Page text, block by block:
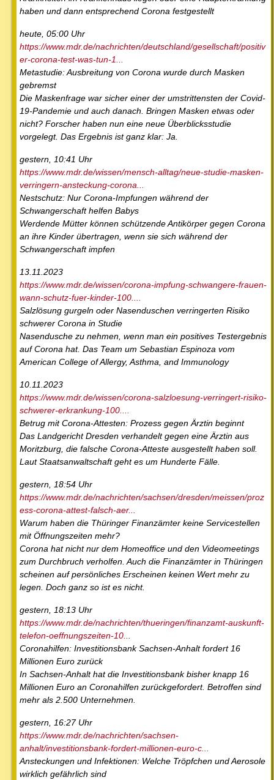
haben und dann entsprechend Corona festgestellt
heute, 05:00 Uhr
https://www.mdr.de/nachrichten/deutschland/gesellschaft/positiv
er-corona-test-was-tun-1...
Metastudie: Ausbreitung von Corona wurde durch Masken
gebremst
Die Maskenfrage war sicher einer der umstrittensten der Covid-
19-Pandemie und auch danach. Bringen Masken etwas oder
nicht? Forscher haben nun eine neue Überblicksstudie
vorgelegt. Das Ergebnis ist ganz klar: Ja.
gestern, 10:41 Uhr
https://www.mdr.de/wissen/mensch-alltag/neue-studie-masken-
verringern-ansteckung-corona...
Nestschutz: Nur Corona-Impfungen während der
Schwangerschaft helfen Babys
Werdende Mütter können schützende Antikörper gegen Corona
an ihre Kinder übertragen, wenn sie sich während der
Schwangerschaft impfen
13.11.2023
https://www.mdr.de/wissen/corona-impfung-schwangere-frauen-
wann-schutz-fuer-kinder-100....
Salzlösung gurgeln oder Nasenduschen verringerten Risiko
schwerer Corona in Studie
Nasendusche zu nehmen, wenn man ein positives Testergebnis
auf Corona hat. Das Team um Sebastian Espinoza vom
American College of Allergy, Asthma, and Immunology
10.11.2023
https://www.mdr.de/wissen/corona-salzloesung-verringert-risiko-
schwerer-erkrankung-100....
Betrug mit Corona-Attesten: Prozess gegen Ärztin beginnt
Das Landgericht Dresden verhandelt gegen eine Ärztin aus
Moritzburg, die falsche Corona-Atteste ausgestellt haben soll.
Laut Staatsanwaltschaft geht es um Hunderte Fälle.
gestern, 18:54 Uhr
https://www.mdr.de/nachrichten/sachsen/dresden/meissen/proz
ess-corona-attest-falsch-aer...
Warum haben die Thüringer Finanzämter keine Servicestellen
mit Öffnungszeiten mehr?
Corona hat nicht nur dem Homeoffice und den Videomeetings
zum Durchbruch verholfen. Auch die Finanzämter in Thüringen
scheinen auf persönliches Erscheinen keinen Wert mehr zu
legen. Doch ganz so ist es nicht.
gestern, 18:13 Uhr
https://www.mdr.de/nachrichten/thueringen/finanzamt-auskunft-
telefon-oeffnungszeiten-10...
Coronahilfen: Investitionsbank Sachsen-Anhalt fordert 16
Millionen Euro zurück
In Sachsen-Anhalt hat die Investitionsbank bisher knapp 16
Millionen Euro an Coronahilfen zurückgefordert. Betroffen sind
mehr als 2.500 Unternehmen.
gestern, 16:27 Uhr
https://www.mdr.de/nachrichten/sachsen-
anhalt/investitionsbank-fordert-millionen-euro-c...
Ansteckungen und Infektionen: Welche Tröpfchen und Aerosole
wirklich gefährlich sind